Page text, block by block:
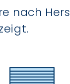
nach